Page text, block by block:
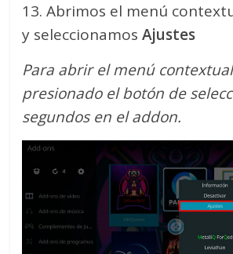
13. Abrimos el menú
y seleccionamosAjustes
Para abrir el menú
presionado el botón de
segundos en el addon.